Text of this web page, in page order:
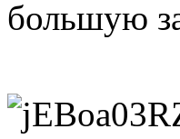
большую